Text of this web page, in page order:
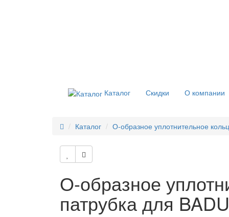
Каталог Скидки О компании
Каталог О-образное уплотнительное
О-образное
патрубка для